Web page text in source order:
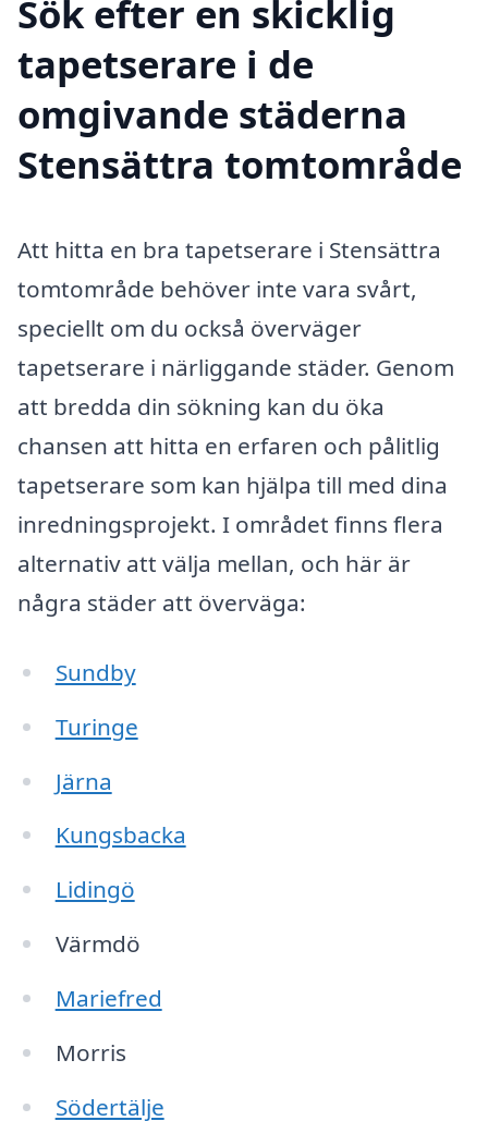
Sök efter en skicklig
tapetserare i de
omgivande städerna
Stensättra tomtområde
Att hitta en bra tapetserare i Stensättra
tomtområde behöver inte vara svårt,
speciellt om du också överväger
tapetserare i närliggande städer. Genom
att bredda din sökning kan du öka
chansen att hitta en erfaren och pålitlig
tapetserare som kan hjälpa till med dina
inredningsprojekt. I området finns flera
alternativ att välja mellan, och här är
några städer att överväga:
Sundby
Turinge
Järna
Kungsbacka
Lidingö
Värmdö
Mariefred
Morris
Södertälje